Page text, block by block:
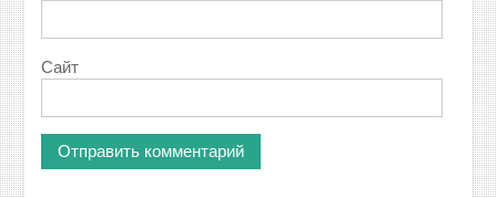
Сайт